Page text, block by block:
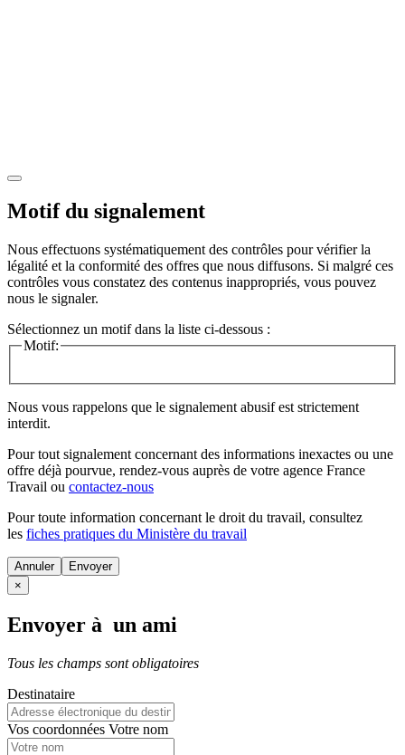
Motif du signalement
Nous effectuons systématiquement des contrôles pour vérifier la
légalité et la conformité des offres que nous diffusons. Si malgré ces
contrôles vous constatez des contenus inappropriés, vous pouvez
nous le signaler.
Sélectionnez un motif dans la liste ci-dessous :
Motif:
Nous vous rappelons que le signalement abusif est strictement
interdit.
Pour tout signalement concernant des informations inexactes ou une
offre déjà pourvue, rendez-vous auprès de votre agence France
Travail ou contactez-nous
Pour toute information concernant le droit du travail, consultez
les fiches pratiques du Ministère du travail
Annuler
×
Envoyer à un ami
Tous les champs sont obligatoires
Destinataire
Vos coordonnées Votre nom